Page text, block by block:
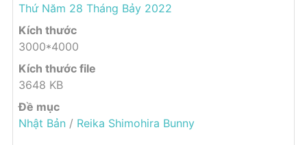
Thứ Năm 28 Tháng Bảy 2022
Kích thước
3000*4000
Kích thước file
3648 KB
Đề mục
Nhật Bản / Reika Shimohira Bunny